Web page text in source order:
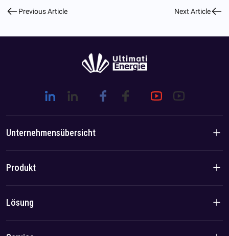
Previous Article Next Article
Unternehmensübersicht
Unternehmensvorstellung
Team-/Lokalvorteil
Produkt
Produkte für den Wohnbereich
Lösung
Lösung